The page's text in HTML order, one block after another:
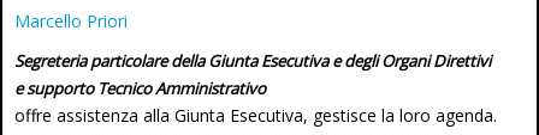
Marcello Priori
Segreteria particolare della Giunta Esecutiva e degli Organi Direttivi
e supporto Tecnico Amministrativo
offre assistenza alla Giunta Esecutiva, gestisce la loro agenda.